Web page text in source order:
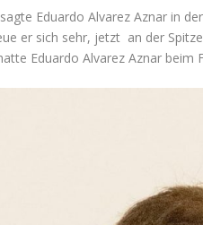
Eduardo Alvarez Aznar in
er sich sehr, jetzt an der
Eduardo Alvarez Aznar beim